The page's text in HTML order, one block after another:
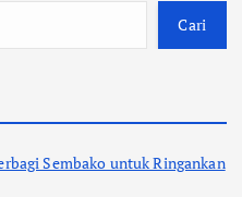
Cari
Sembako untuk Ringankan